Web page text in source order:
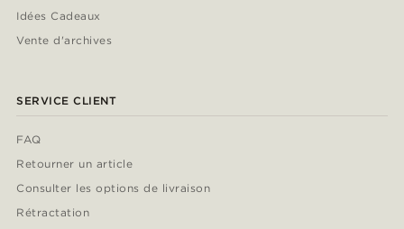
Idées Cadeaux
Vente d'archives
SERVICE CLIENT
FAQ
Retourner un article
Consulter les options de livraison
Rétractation